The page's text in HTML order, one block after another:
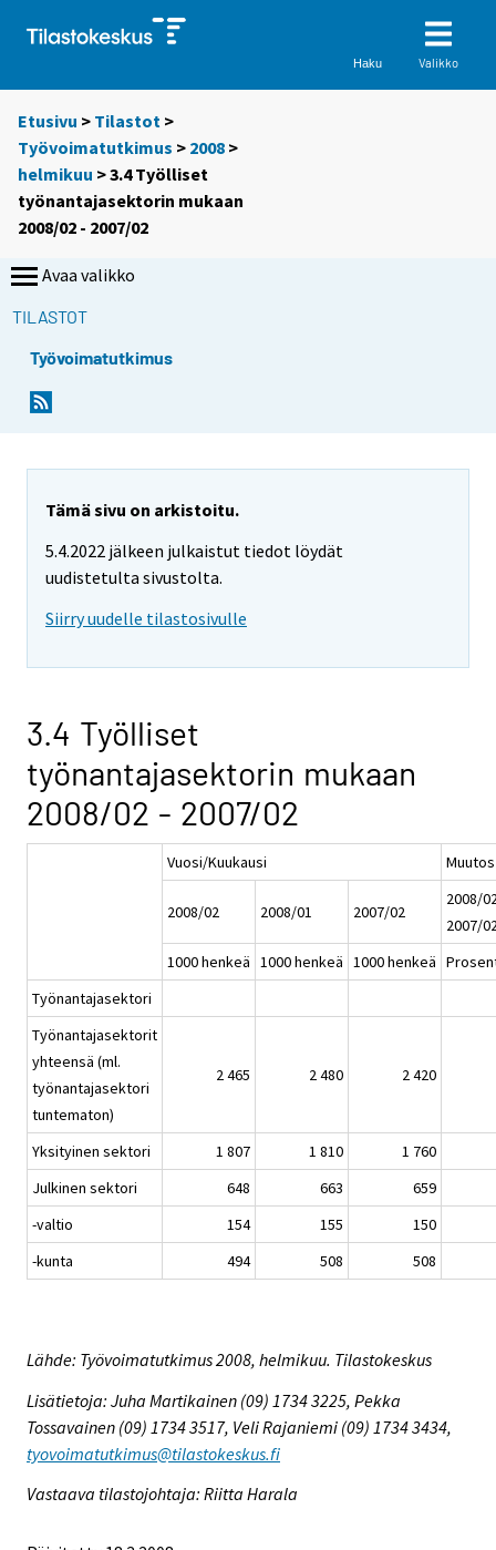
Haku Valikko
Etusivu > Tilastot >
Työvoimatutkimus > 2008 >
helmikuu > 3.4 Työlliset
työnantajasektorin mukaan
2008/02 - 2007/02
Avaa valikko
TILASTOT
Työvoimatutkimus
Tämä sivu on arkistoitu.
5.4.2022 jälkeen julkaistut tiedot löydät
uudistetulta sivustolta.
Siirry uudelle tilastosivulle
3.4 Työlliset
työnantajasektorin mukaan
2008/02 - 2007/02
Vuosi/Kuukausi Muutos
2008/02 2008/01 2007/02
2008/
2007/
1000 henkeä 1000 henkeä 1000 henkeä
Työnantajasektori
Työnantajasektorit
yhteensä (ml.
työnantajasektori
tuntematon)
2 465 2 480 2 420
Yksityinen sektori 1 807 1 810
1 760
Julkinen sektori
648 663
659
-valtio
154 155
150
-kunta
494 508 508
Lähde: Työvoimatutkimus 2008, helmikuu. Tilastokeskus
Lisätietoja: Juha Martikainen (09) 1734 3225, Pekka
Tossavainen (09) 1734 3517, Veli Rajaniemi (09) 1734 3434,
tyovoimatutkimus@tilastokeskus.fi
Vastaava tilastojohtaja: Riitta Harala